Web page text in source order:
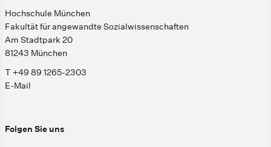
Hochschule München
Fakultät für angewandte Sozialwissenschaften
Am Stadtpark 20
81243 München
T +49 89 1265-2303
E-Mail
Folgen Sie uns